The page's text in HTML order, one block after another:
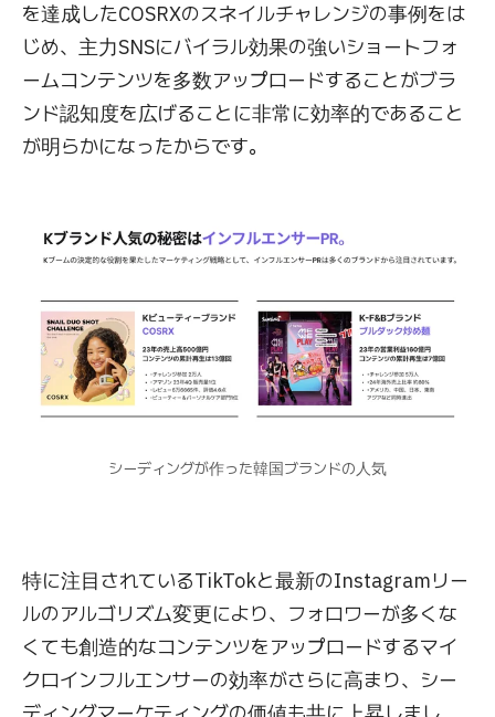
を達成したCOSRXのスネイルチャレンジの事例をは
じめ、主力SNSにバイラル効果の強いショートフォ
ームコンテンツを多数アップロードすることがブラ
ンド認知度を広げることに非常に効率的であること
が明らかになったからです。
シーディングが作った韓国ブランドの人気
特に注目されているTikTokと最新のInstagramリー
ルのアルゴリズム変更により、フォロワーが多くな
くても創造的なコンテンツをアップロードするマイ
クロインフルエンサーの効率がさらに高まり、シー